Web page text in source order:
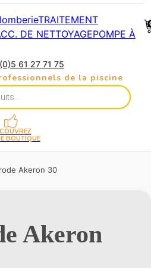
TRAITEMENT
DE NETTOYAGEPOMPE À
À
AUTOMATIQUES
61 27 71 75
de la piscine
BOUTIQUE
Akeron 30
Akeron